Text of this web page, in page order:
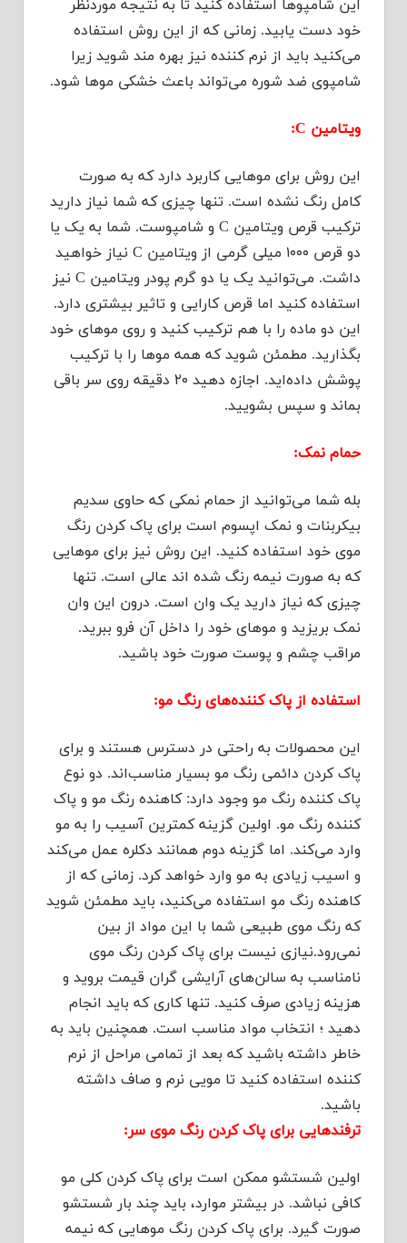
این شامپوها استفاده کنید تا به نتیجه موردنظر
خود دست یابید. زمانی که از این روش استفاده
می‌کنید باید از نرم کننده نیز بهره مند شوید زیرا
شامپوی ضد شوره می‌تواند باعث خشکی موها شود.
ویتامین C:
این روش برای موهایی کاربرد دارد که به صورت
کامل رنگ نشده است. تنها چیزی که شما نیاز دارید
ترکیب قرص ویتامین C و شامپوست. شما به یک یا
دو قرص ۱۰۰۰ میلی گرمی از ویتامین C نیاز خواهید
داشت. می‌توانید یک یا دو گرم پودر ویتامین C نیز
استفاده کنید اما قرص کارایی و تاثیر بیشتری دارد.
این دو ماده را با هم ترکیب کنید و روی موهای خود
بگذارید. مطمئن شوید که همه موها را با ترکیب
پوشش داده‌اید. اجازه دهید ۲۰ دقیقه روی سر باقی
بماند و سپس بشویید.
حمام نمک:
بله شما می‌توانید از حمام نمکی که حاوی سدیم
بیکربنات و نمک اپسوم است برای پاک کردن رنگ
موی خود استفاده کنید. این روش نیز برای موهایی
که به صورت نیمه رنگ شده اند عالی است. تنها
چیزی که نیاز دارید یک وان است. درون این وان
نمک بریزید و موهای خود را داخل آن فرو ببرید.
مراقب چشم و پوست صورت خود باشید.
استفاده از پاک کننده‌های رنگ مو:
این محصولات به راحتی در دسترس هستند و برای
پاک کردن دائمی رنگ مو بسیار مناسب‌اند. دو نوع
پاک کننده رنگ مو وجود دارد: کاهنده رنگ مو و پاک
کننده رنگ مو. اولین گزینه کمترین آسیب را به مو
وارد می‌کند. اما گزینه دوم همانند دکلره عمل می‌کند
و اسیب زیادی به مو وارد خواهد کرد. زمانی که از
کاهنده رنگ مو استفاده می‌کنید، باید مطمئن شوید
که رنگ موی طبیعی شما با این مواد از بین
نمی‌رود.نیازی نیست برای پاک کردن رنگ موی
نامناسب به سالن‌های آرایشی گران قیمت بروید و
هزینه زیادی صرف کنید. تنها کاری که باید انجام
دهید ؛ انتخاب مواد مناسب است. همچنین باید به
خاطر داشته باشید که بعد از تمامی مراحل از نرم
کننده استفاده کنید تا مویی نرم و صاف داشته
باشید.
ترفندهایی برای پاک کردن رنگ موی سر:
اولین شستشو ممکن است برای پاک کردن کلی مو
کافی نباشد. در بیشتر موارد، باید چند بار شستشو
صورت گیرد. برای پاک کردن رنگ موهایی که نیمه